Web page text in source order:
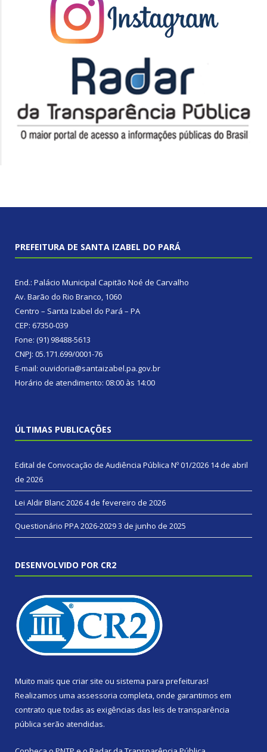
PREFEITURA DE SANTA IZABEL DO PARÁ
End.: Palácio Municipal Capitão Noé de Carvalho
Av. Barão do Rio Branco, 1060
Centro – Santa Izabel do Pará – PA
CEP: 67350-039
Fone: (91) 98488-5613
CNPJ: 05.171.699/0001-76
E-mail: ouvidoria@santaizabel.pa.gov.br
Horário de atendimento: 08:00 às 14:00
ÚLTIMAS PUBLICAÇÕES
Edital de Convocação de Audiência Pública Nº 01/2026 14 de abril
de 2026
Lei Aldir Blanc 20264 de fevereiro de 2026
Questionário PPA 2026-20293 de junho de 2025
DESENVOLVIDO POR CR2
Muito mais que criar site ou sistema para prefeituras!
Realizamos uma assessoria completa, onde garantimos em
contrato que todas as exigências das leis de transparência
pública serão atendidas.